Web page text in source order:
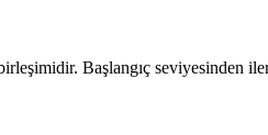
Başlangıç seviyesinden